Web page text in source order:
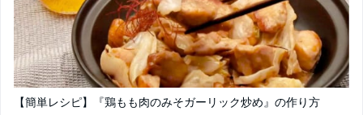
【簡単レシピ】『鶏もも肉のみそガーリック炒め』の作り方